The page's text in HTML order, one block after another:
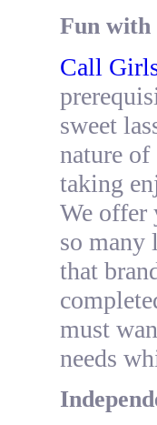
Fun
Call
sweet
nature of
taking
We offer
so many
that
must
needs